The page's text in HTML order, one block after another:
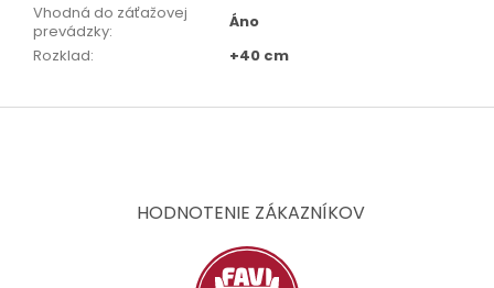
Vhodná do záťažovej
prevádzky:
Áno
Rozklad: +40 cm
Z
HODNOTENIE ZÁKAZNÍKOV